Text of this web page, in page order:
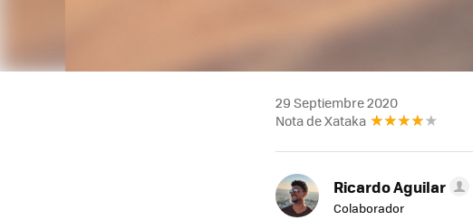
29 Septiembre 2020
Nota de Xataka
Ricardo Aguilar
Colaborador